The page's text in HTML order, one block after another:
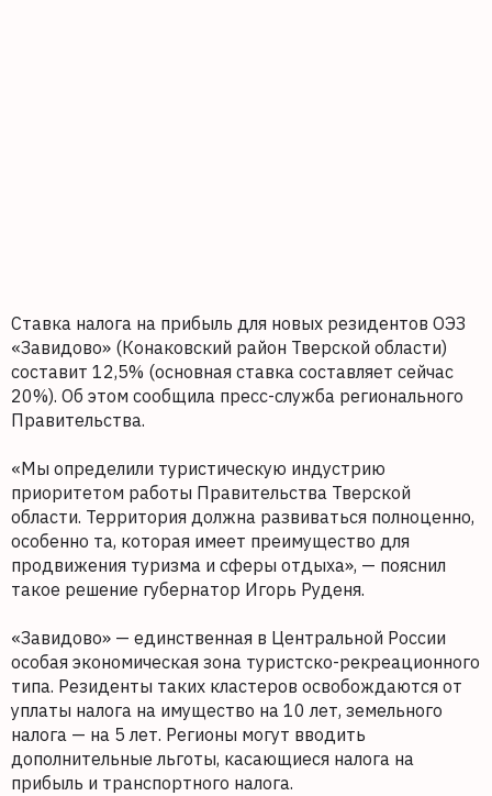
Ставка налога на прибыль для новых резидентов ОЭЗ
«Завидово» (Конаковский район Тверской области)
составит 12,5% (основная ставка составляет сейчас
20%). Об этом сообщила пресс-служба регионального
Правительства.
«Мы определили туристическую индустрию
приоритетом работы Правительства Тверской
области. Территория должна развиваться полноценно,
особенно та, которая имеет преимущество для
продвижения туризма и сферы отдыха», — пояснил
такое решение губернатор Игорь Руденя.
«Завидово» — единственная в Центральной России
особая экономическая зона туристско-рекреационного
типа. Резиденты таких кластеров освобождаются от
уплаты налога на имущество на 10 лет, земельного
налога — на 5 лет. Регионы могут вводить
дополнительные льготы, касающиеся налога на
прибыль и транспортного налога.